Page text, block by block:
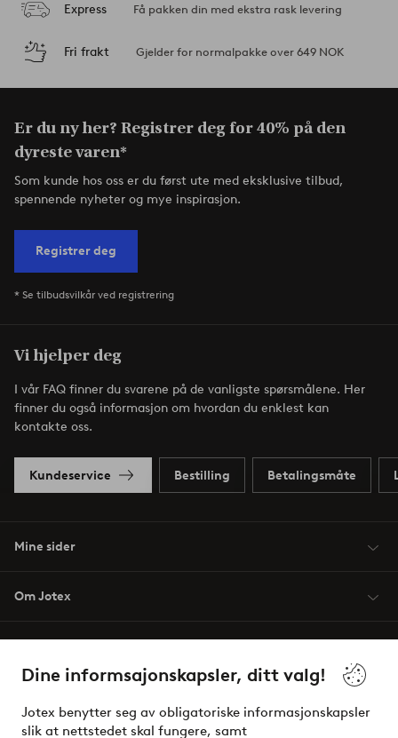
Dine informsajonskapsler, ditt valg!
Jotex benytter seg av obligatoriske informasjonskapsler
slik at nettstedet skal fungere, samt
Express Få pakken din med ekstra rask levering
Fri frakt Gjelder for normalpakke over 649 NOK
Er du ny her? Registrer deg for 40% på den
dyreste varen*
Som kunde hos oss er du først ute med eksklusive tilbud,
spennende nyheter og mye inspirasjon.
Registrer deg
* Se tilbudsvilkår ved registrering
Vi hjelper deg
I vår FAQ finner du svarene på de vanligste spørsmålene. Her
finner du også informasjon om hvordan du enklest kan
kontakte oss.
Kundeservice Bestilling Betalingsmåte
Mine sider
Om Jotex